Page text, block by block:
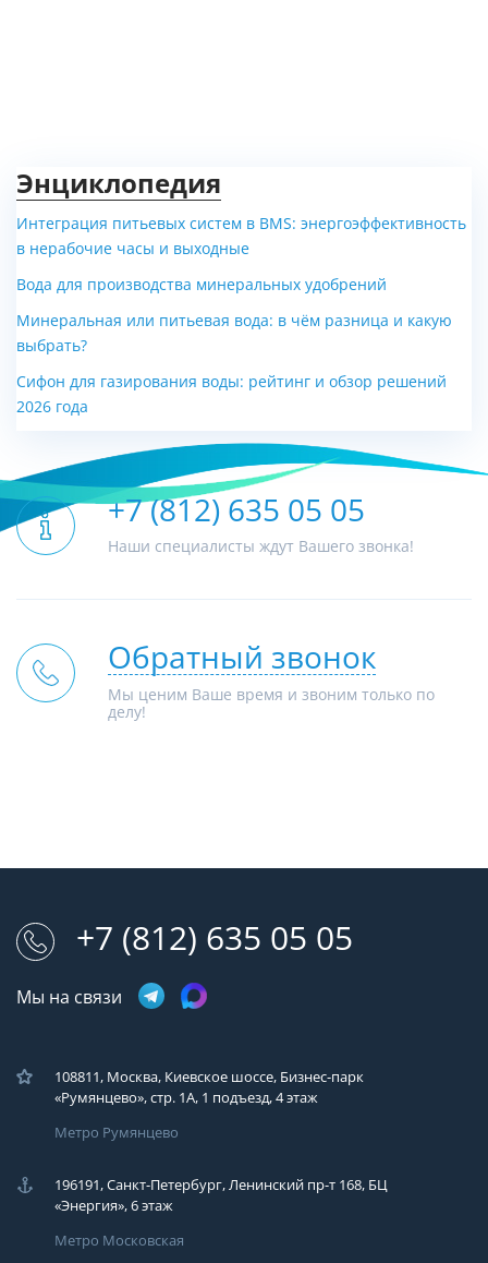
Энциклопедия
Интеграция питьевых систем в BMS: энергоэффективность
в нерабочие часы и выходные
Вода для производства минеральных удобрений
Минеральная или питьевая вода: в чём разница и какую
выбрать?
Сифон для газирования воды: рейтинг и обзор решений
2026 года
+7 (812) 635 05 05
Наши специалисты ждут Вашего звонка!
Обратный звонок
Мы ценим Ваше время и звоним только по
делу!
+7 (812) 635 05 05
Мы на связи
108811, Москва, Киевское шоссе, Бизнес-парк
«Румянцево», стр. 1А, 1 подъезд, 4 этаж
Метро Румянцево
196191, Санкт-Петербург, Ленинский пр-т 168, БЦ
«Энергия», 6 этаж
Метро Московская